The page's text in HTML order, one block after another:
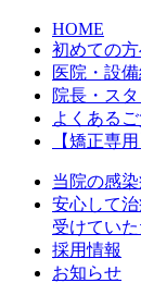
HOME
初めての
医院・設
院長・ス
よくある
【矯正専
当院の感
安心して
受けてい
採用情報
お知らせ